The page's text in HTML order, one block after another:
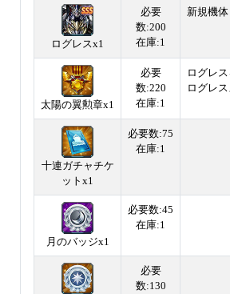
ログレスx1
必要
数:200
在庫:1
新規機体
太陽の翼勲章x1
必要
数:220
在庫:1
ログレ
ログレ
十連ガチャチケ
ットx1
必要数:75
在庫:1
月のバッジx1
必要数:45
在庫:1
必要
数:130